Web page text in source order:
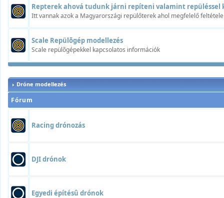
Repterek ahová tudunk járni repíteni valamint repüléssel
Itt vannak azok a Magyarországi repülőterek ahol megfelelő
Scale Repülõgép modellezés
Scale repülõgépekkel kapcsolatos információk
Dróne modellezés
Fórum
Racing drónozás
DJI drónok
Egyedi építésû drónok